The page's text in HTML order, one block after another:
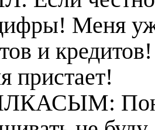
Меня
и
пристает!